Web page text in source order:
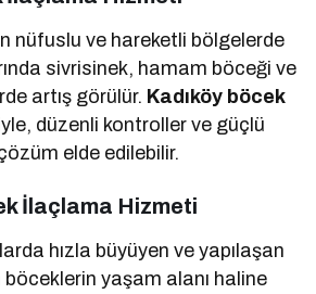
nüfuslu ve hareketli bölgelerde
sivrisinek, hamam böceği ve
artış görülür. Kadıköy böcek
düzenli kontroller ve güçlü
elde edilebilir.
İlaçlama Hizmeti
hızla büyüyen ve yapılaşan
yaşam alanı haline